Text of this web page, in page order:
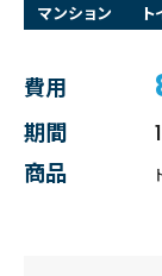
マンション ト
費用
期間
商品